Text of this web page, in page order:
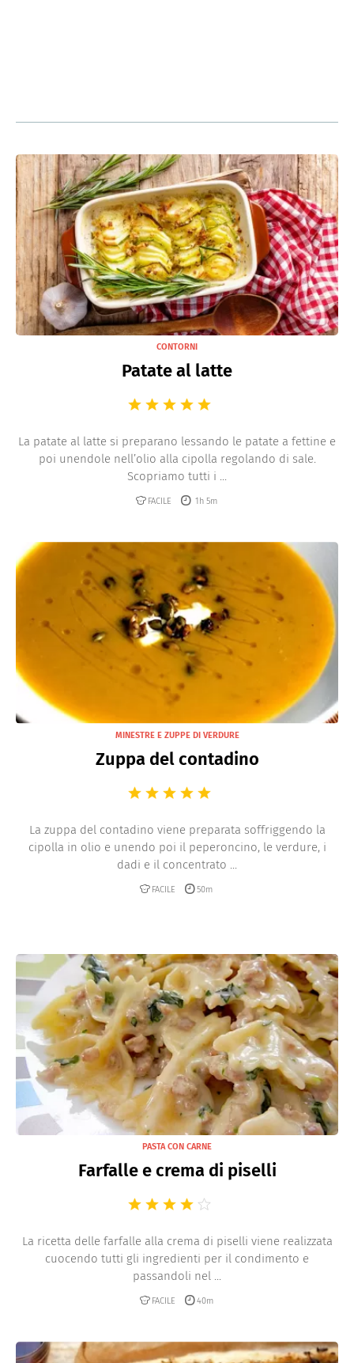
CONTORNI
Patate al latte
La patate al latte si preparano lessando le patate a fettine e
poi unendole nell’olio alla cipolla regolando di sale.
Scopriamo tutti i ...
FACILE 1h 5m
MINESTRE E ZUPPE DI VERDURE
Zuppa del contadino
La zuppa del contadino viene preparata soffriggendo la
cipolla in olio e unendo poi il peperoncino, le verdure, i
dadi e il concentrato ...
FACILE 50m
PASTA CON CARNE
Farfalle e crema di piselli
La ricetta delle farfalle alla crema di piselli viene realizzata
cuocendo tutti gli ingredienti per il condimento e
passandoli nel ...
FACILE 40m